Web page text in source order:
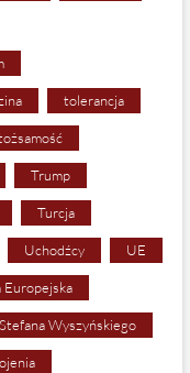
tolerancja
Trump
Turcja
Uchodźcy UE
Europejska
Wyszyńskiego